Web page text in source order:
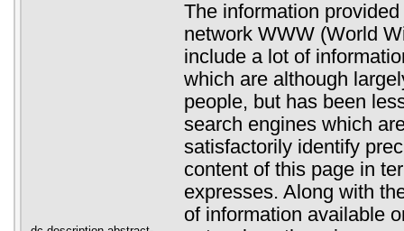
The information
network WWW (World
include a lot of
which are although
people, but has been
search engines which
satisfactorily identify
content of this page in
expresses. Along with
of information available